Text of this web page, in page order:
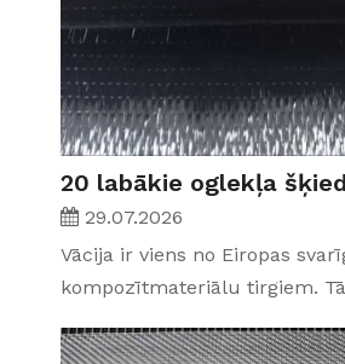
29.07.2026
Vācija ir viens no Eiropas
kompozītmateriālu tirgiem.